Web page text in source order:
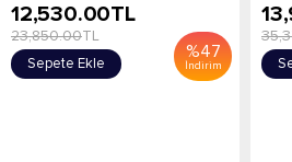
%47
İndirim
12,530.00TL
23,850.00TL
Sepete Ekle